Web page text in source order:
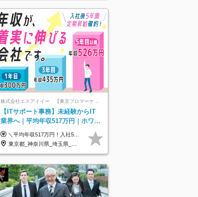
【ITサポート事務】未経験からIT
業界へ｜平均年収517万円｜ホワイ
ト企業認定｜年休134日｜リモート
OK
＼平均年収517万円！入社5年目まで毎年必ず昇給／ ■賞与年3回 ■年収800万円以上も可 ■入社3年以上の平均年収469.2万円 月給23万2000円以上＋賞与年3回＋各種手当 ☆入社5年目まで最大1万5000円の定期昇給を確約 ┃各種手当充実 ・規定の資格を取得すれば、2000円～5万円を毎月支給（2万4000円～60万円／年） ・研修中に取得した取得率95％の資格でも研修後の給料UP ※月給は年齢・経験・能力を考慮して、優遇いたします ※上記月給金額は固定残業代（20時間/3万1300円円以上）を含み、超過分は別途支給いたします ※試用期間（6ヶ月）は月給に変動はありますが、その他待遇に差異はありません ├入社後1ヶ月～3ヶ月間は、月給20万1900円となります └上記金額は固定残業代（10時間／1万6000円）を含み、超過分は別途支給いたします
東京都_神奈川県_埼玉県_千葉県_大阪府_愛知県_北海道_青森県_岩手県_宮城県_秋田県_山形県_福島県_茨城県_栃木県_群馬県_新潟県_山梨県_長野県_富山県_石川県_福井県_静岡県_岐阜県_三重県_兵庫県_京都府_滋賀県_奈良県_和歌山県_広島県_岡山県_鳥取県_島根県_山口県_徳島県_香川県_愛媛県_高知県_福岡県_熊本県_佐賀県_長崎県_大分県_宮崎県_鹿児島県_沖縄県